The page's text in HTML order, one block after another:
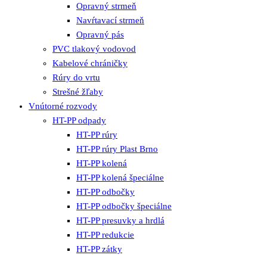
Opravný strmeň
Navŕtavací strmeň
Opravný pás
PVC tlakový vodovod
Kabelové chráničky
Rúry do vrtu
Strešné žľaby
Vnútorné rozvody
HT-PP odpady
HT-PP rúry
HT-PP rúry Plast Brno
HT-PP kolená
HT-PP kolená špeciálne
HT-PP odbočky
HT-PP odbočky špeciálne
HT-PP presuvky a hrdlá
HT-PP redukcie
HT-PP zátky